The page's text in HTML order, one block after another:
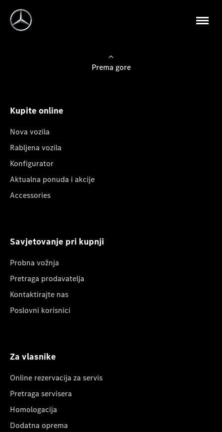
Prema gore
Kupite online
Nova vozila
Rabljena vozila
Konfigurator
Aktualna ponuda i akcije
Accessories
Savjetovanje pri kupnji
Probna vožnja
Pretraga prodavatelja
Kontaktirajte nas
Poslovni korisnici
Za vlasnike
Online rezervacija za servis
Pretraga servisera
Homologacija
Dodatna oprema